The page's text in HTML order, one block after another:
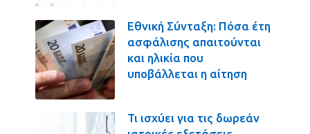
Εθνική Σύνταξη: Πόσα έτη
ασφάλισης απαιτούνται
και ηλικία που
υποβάλλεται η αίτηση
Τι ισχύει για τις δωρεάν